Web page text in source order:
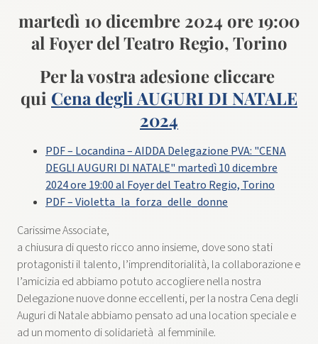
martedì 10 dicembre 2024 ore 19:00
al Foyer del Teatro Regio, Torino
Per la vostra adesione cliccare
qui Cena degli AUGURI DI NATALE
2024
PDF – Locandina – AIDDA Delegazione PVA: "CENA
DEGLI AUGURI DI NATALE" martedì 10 dicembre
2024 ore 19:00 al Foyer del Teatro Regio, Torino
PDF – Violetta_la_forza_delle_donne
Carissime Associate,
a chiusura di questo ricco anno insieme, dove sono stati
protagonisti il talento, l’imprenditorialità, la collaborazione e
l’amicizia ed abbiamo potuto accogliere nella nostra
Delegazione nuove donne eccellenti, per la nostra Cena degli
Auguri di Natale abbiamo pensato ad una location speciale e
ad un momento di solidarietà al femminile.